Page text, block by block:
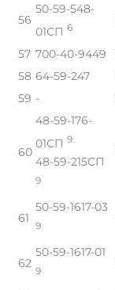
56
50-59-548-
01СП 6
57 700-40-9449
58 64-59-247
59 -
60
48-59-176-
01СП 9
48-59-215СП
9
61
50-59-1617-03
9
62
50-59-1617-01
9